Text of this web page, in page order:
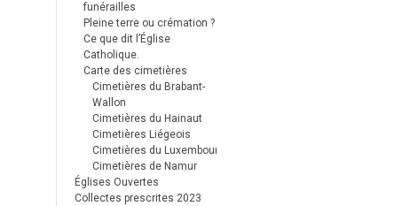
funérailles
Pleine terre ou crémation ?
Ce que dit l’Église
Catholique.
Carte des cimetières
Cimetières du Brabant-
Wallon
Cimetières du Hainaut
Cimetières Liégeois
Cimetières du Luxembourg
Cimetières de Namur
Églises Ouvertes
Collectes prescrites 2023